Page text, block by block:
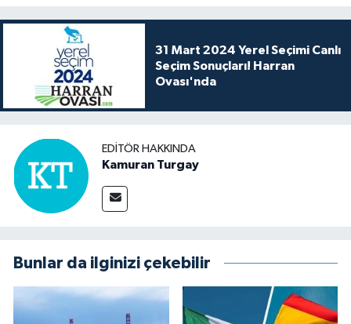
31 Mart 2024 Yerel Seçimi Canlı
Seçim Sonuçları! Harran
Ovası'nda
EDITÖR HAKKINDA
Kamuran Turgay
Bunlar da ilginizi çekebilir